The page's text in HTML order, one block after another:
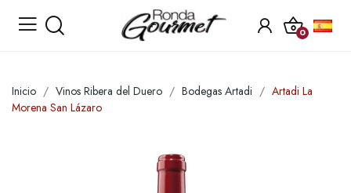
0
Inicio Vinos Ribera del Duero Bodegas Artadi
Artadi La
Morena San Lázaro